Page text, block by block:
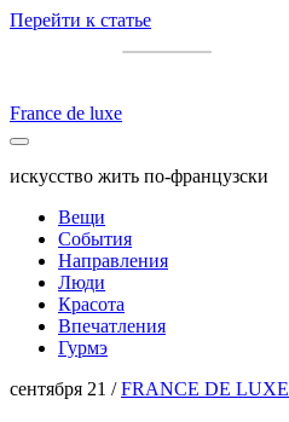
Перейти к статье
France de luxe
искусство жить по-французски
Вещи
События
Направления
Люди
Красота
Впечатления
Гурмэ
сентября 21 /FRANCE DE LUXE